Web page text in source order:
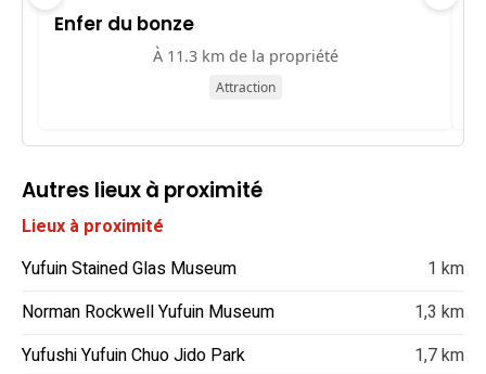
Enfer du bonze
À 11.3 km de la propriété
Attraction
Autres lieux à proximité
Lieux à proximité
Yufuin Stained Glas Museum
1 km
Norman Rockwell Yufuin Museum
1,3 km
Yufushi Yufuin Chuo Jido Park
1,7 km